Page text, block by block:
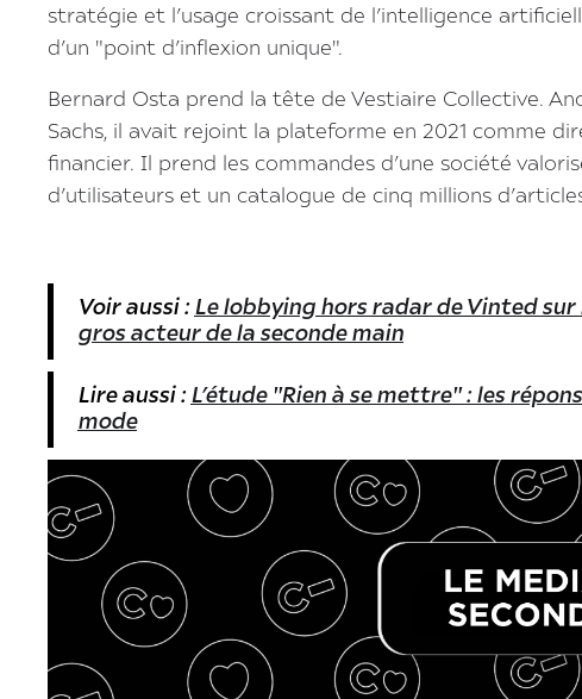
stratégie et l’usage croissant de l’intelligence
d’un "point d’inflexion unique".
Bernard Osta prend la tête de Vestiaire Collective.
Sachs, il avait rejoint la plateforme en 2021 comme
financier. Il prend les commandes d’une société
d’utilisateurs et un catalogue de cinq millions
Voir aussi : Le lobbying hors radar de Vinted
gros acteur de la seconde main
Lire aussi : L’étude "Rien à se mettre" : les
mode